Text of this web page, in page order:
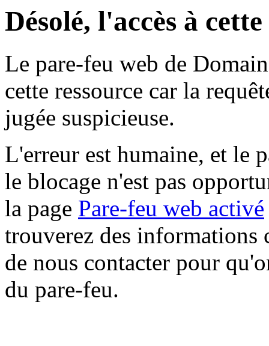
Désolé, l'accès à
Le pare-feu web de
cette ressource car la
jugée suspicieuse.
L'erreur est humaine, et le
le blocage n'est pas
la page Pare-feu web activé
trouverez des informations
de nous contacter pour
du pare-feu.